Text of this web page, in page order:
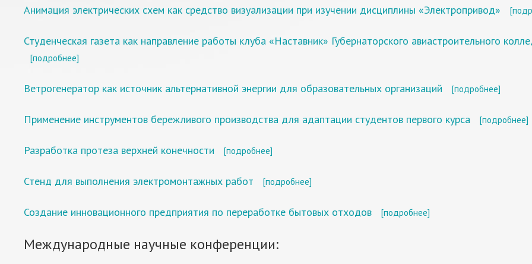
Анимация электрических схем как средство визуализации при изучении дисциплины «Электропривод»
Студенческая газета как направление работы клуба «Наставник» Губернаторского авиастроительного
[подробнее]
Ветрогенератор как источник альтернативной энергии для образовательных организаций [подробнее]
Применение инструментов бережливого производства для адаптации студентов первого курса [подробнее]
Разработка протеза верхней конечности [подробнее]
Стенд для выполнения электромонтажных работ [подробнее]
Создание инновационного предприятия по переработке бытовых отходов [подробнее]
Международные научные конференции: